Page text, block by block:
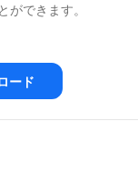
できます。
ード